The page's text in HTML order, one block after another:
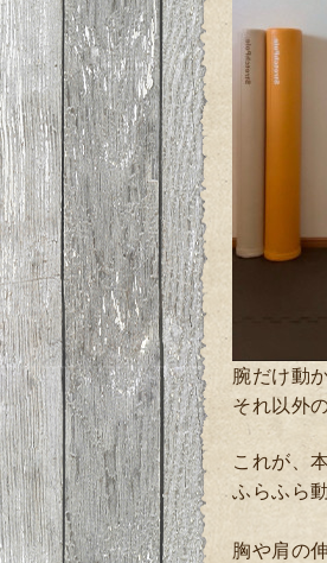
腕だけ動
それ以外
これが、
ふらふら
胸や肩の